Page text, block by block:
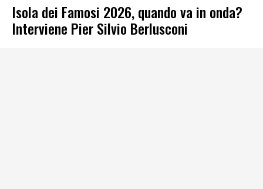
Isola dei Famosi 2026, quando va in onda?
Interviene Pier Silvio Berlusconi